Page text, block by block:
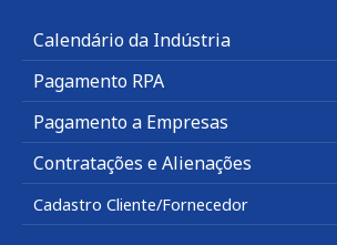
Calendário da Indústria
Pagamento RPA
Pagamento a Empresas
Contratações e Alienações
Cadastro Cliente/Fornecedor